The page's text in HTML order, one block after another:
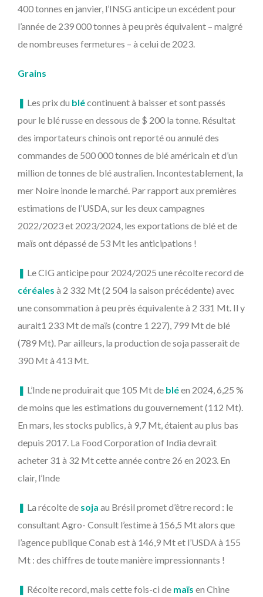
400 tonnes en janvier, l’INSG anticipe un excédent pour
l’année de 239 000 tonnes à peu près équivalent – malgré
de nombreuses fermetures – à celui de 2023.
Grains
❚ Les prix du blécontinuent à baisser et sont passés
pour le blé russe en dessous de $ 200 la tonne. Résultat
des importateurs chinois ont reporté ou annulé des
commandes de 500 000 tonnes de blé américain et d’un
million de tonnes de blé australien. Incontestablement, la
mer Noire inonde le marché. Par rapport aux premières
estimations de l’USDA, sur les deux campagnes
2022/2023 et 2023/2024, les exportations de blé et de
maïs ont dépassé de 53 Mt les anticipations !
❚ Le CIG anticipe pour 2024/2025 une récolte record de
céréales à 2 332 Mt (2 504 la saison précédente) avec
une consommation à peu près équivalente à 2 331 Mt. Il y
aurait1 233 Mt de maïs (contre 1 227), 799 Mt de blé
(789 Mt). Par ailleurs, la production de soja passerait de
390 Mt à 413 Mt.
❚ L’Inde ne produirait que 105 Mt de bléen 2024, 6,25 %
de moins que les estimations du gouvernement (112 Mt).
En mars, les stocks publics, à 9,7 Mt, étaient au plus bas
depuis 2017. La Food Corporation of India devrait
acheter 31 à 32 Mt cette année contre 26 en 2023. En
clair, l’Inde
❚ La récolte de soja au Brésil promet d’être record : le
consultant Agro- Consult l’estime à 156,5 Mt alors que
l’agence publique Conab est à 146,9 Mt et l’USDA à 155
Mt : des chiffres de toute manière impressionnants !
❚ Récolte record, mais cette fois-ci de maïs en Chine